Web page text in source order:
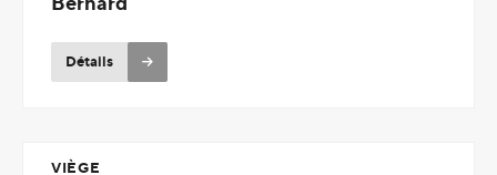
Détails
VIÈGE